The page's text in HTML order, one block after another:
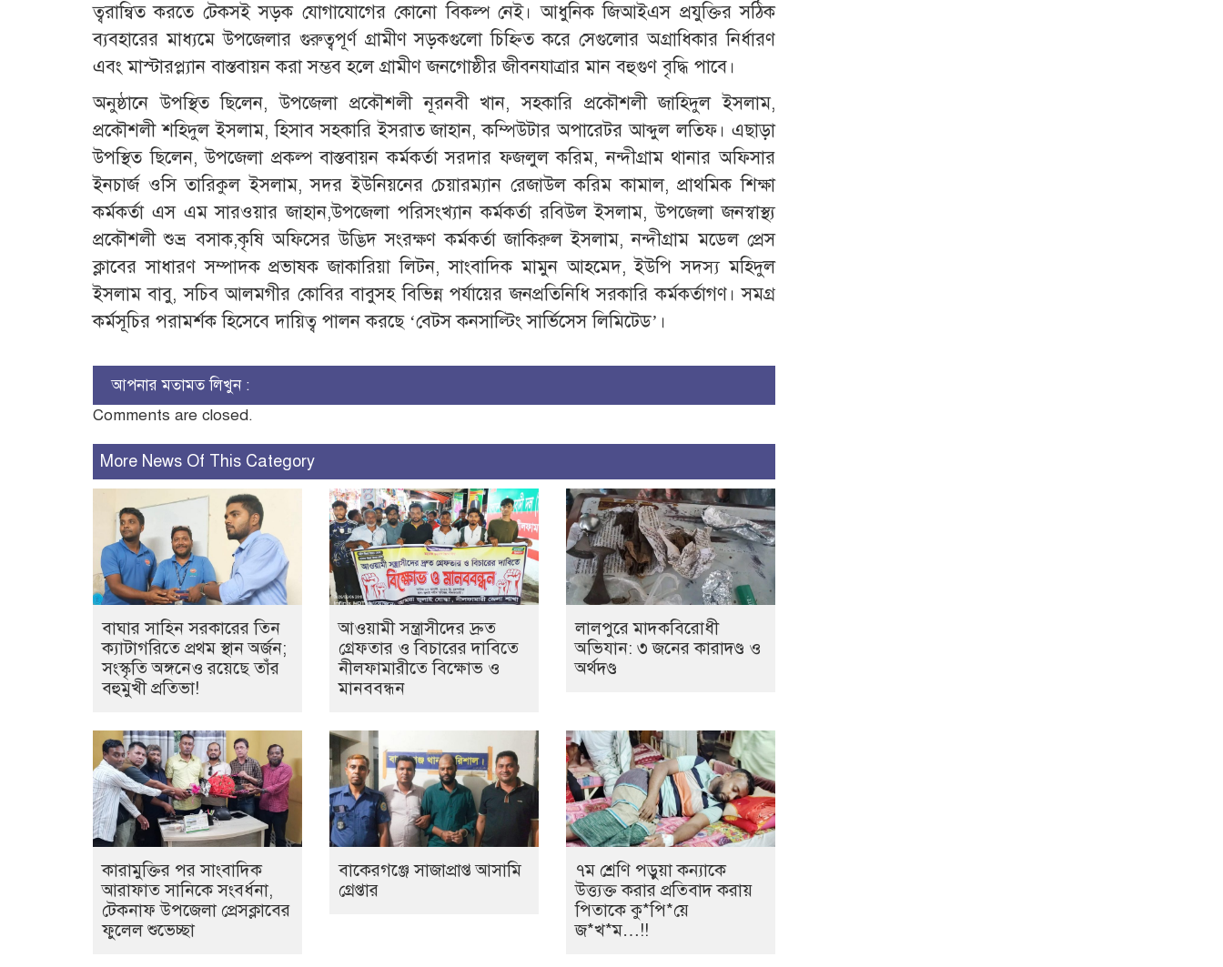
ত্বরান্বিত করতে টেকসই সড়ক যোগাযোগের কোনো বিকল্প নেই। আধুনিক জিআইএস প্রযুক্তির সঠিক
ব্যবহারের মাধ্যমে উপজেলার গুরুত্বপূর্ণ গ্রামীণ সড়কগুলো চিহ্নিত করে সেগুলোর অগ্রাধিকার নির্ধারণ
এবং মাস্টারপ্ল্যান বাস্তবায়ন করা সম্ভব হলে গ্রামীণ জনগোষ্ঠীর জীবনযাত্রার মান বহুগুণ বৃদ্ধি পাবে।
​অনুষ্ঠানে উপস্থিত ছিলেন, উপজেলা প্রকৌশলী নূরনবী খান, সহকারি প্রকৌশলী জাহিদুল ইসলাম,
প্রকৌশলী শহিদুল ইসলাম, হিসাব সহকারি ইসরাত জাহান, কম্পিউটার অপারেটর আব্দুল লতিফ। এছাড়া
উপস্থিত ছিলেন, উপজেলা প্রকল্প বাস্তবায়ন কর্মকর্তা সরদার ফজলুল করিম, নন্দীগ্রাম থানার অফিসার
ইনচার্জ ওসি তারিকুল ইসলাম, সদর ইউনিয়নের চেয়ারম্যান রেজাউল করিম কামাল, প্রাথমিক শিক্ষা
কর্মকর্তা এস এম সারওয়ার জাহান,উপজেলা পরিসংখ্যান কর্মকর্তা রবিউল ইসলাম, উপজেলা জনস্বাস্থ্য
প্রকৌশলী শুভ্র বসাক,কৃষি অফিসের উদ্ভিদ সংরক্ষণ কর্মকর্তা জাকিরুল ইসলাম, নন্দীগ্রাম মডেল প্রেস
ক্লাবের সাধারণ সম্পাদক প্রভাষক জাকারিয়া লিটন, সাংবাদিক মামুন আহমেদ, ইউপি সদস্য মহিদুল
ইসলাম বাবু, সচিব আলমগীর কোবির বাবুসহ বিভিন্ন পর্যায়ের জনপ্রতিনিধি সরকারি কর্মকর্তাগণ। সমগ্র
কর্মসূচির পরামর্শক হিসেবে দায়িত্ব পালন করছে ‘বেটস কনসাল্টিং সার্ভিসেস লিমিটেড’।
আপনার মতামত লিখুন :
Comments are closed.
More News Of This Category
বাঘার সাহিন সরকারের তিন
ক্যাটাগরিতে প্রথম স্থান অর্জন;
সংস্কৃতি অঙ্গনেও রয়েছে তাঁর
বহুমুখী প্রতিভা!
আওয়ামী সন্ত্রাসীদের দ্রুত
গ্রেফতার ও বিচারের দাবিতে
নীলফামারীতে বিক্ষোভ ও
মানববন্ধন
লালপুরে মাদকবিরোধী
অভিযান: ৩ জনের কারাদণ্ড ও
অর্থদণ্ড
কারামুক্তির পর সাংবাদিক
আরাফাত সানিকে সংবর্ধনা,
টেকনাফ উপজেলা প্রেসক্লাবের
ফুলেল শুভেচ্ছা
বাকেরগঞ্জে সাজাপ্রাপ্ত আসামি
গ্রেপ্তার
৭ম শ্রেণি পড়ুয়া কন্যাকে
উত্ত্যক্ত করার প্রতিবাদ করায়
পিতাকে কু*পি*য়ে
জ*খ*ম…!!